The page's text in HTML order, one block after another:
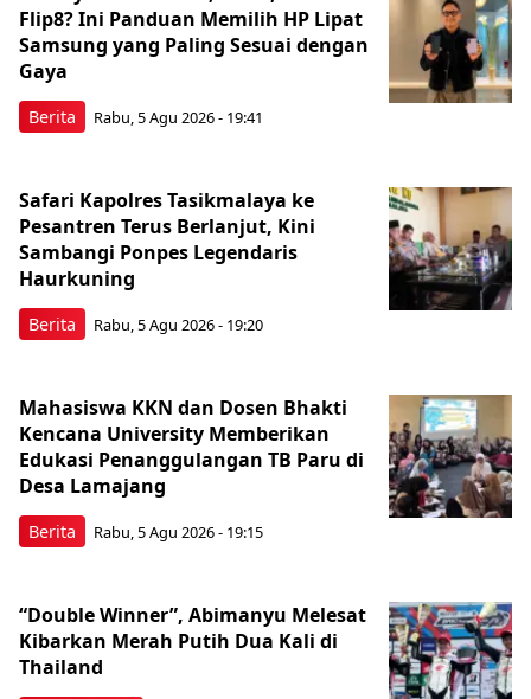
Berita
Flip8? Ini Panduan Memilih HP Lipat
Samsung yang Paling Sesuai dengan
Gaya
Rabu, 5 Agu 2026 - 19:41
Berita
Safari Kapolres Tasikmalaya ke
Pesantren Terus Berlanjut, Kini
Sambangi Ponpes Legendaris
Haurkuning
Rabu, 5 Agu 2026 - 19:20
Berita
Mahasiswa KKN dan Dosen Bhakti
Kencana University Memberikan
Edukasi Penanggulangan TB Paru di
Desa Lamajang
Rabu, 5 Agu 2026 - 19:15
“Double Winner”, Abimanyu Melesat
Kibarkan Merah Putih Dua Kali di
Thailand